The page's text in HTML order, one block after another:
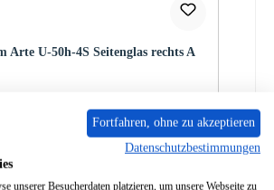
Arte U-50h-4S Seitenglas rechts A
Regulärer Preis:
382,82 €
Sofort verfügbar, Lieferzeit: 2-4 Tage
Details
Fortfahren, ohne zu akzeptieren
Datenschutzbestimmungen
unserer Besucherdaten platzieren, um unsere Webseite zu